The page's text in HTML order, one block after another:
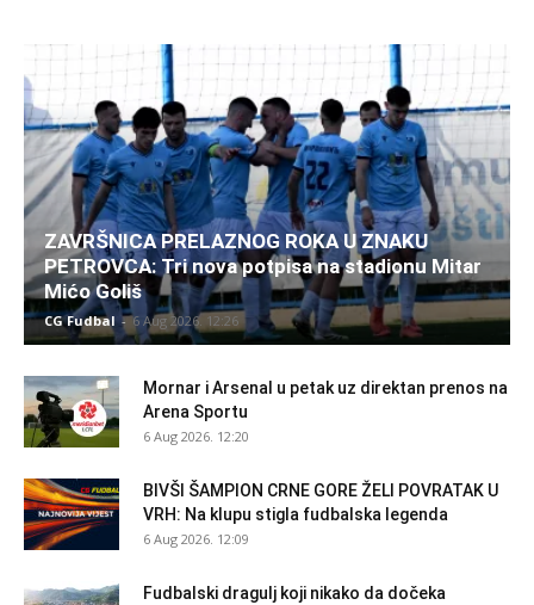
ZAVRŠNICA PRELAZNOG ROKA U ZNAKU
PETROVCA: Tri nova potpisa na stadionu Mitar
Mićo Goliš
CG Fudbal - 6 Aug 2026. 12:26
Mornar i Arsenal u petak uz direktan prenos na
Arena Sportu
6 Aug 2026. 12:20
BIVŠI ŠAMPION CRNE GORE ŽELI POVRATAK U
VRH: Na klupu stigla fudbalska legenda
6 Aug 2026. 12:09
Fudbalski dragulj koji nikako da dočeka